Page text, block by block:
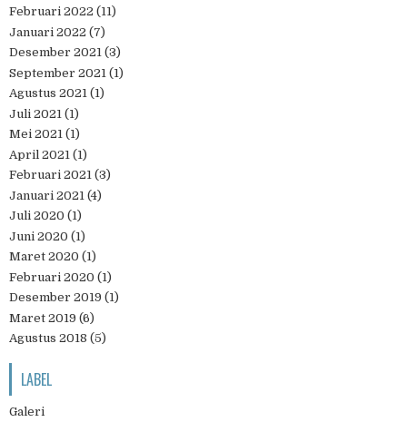
Februari 2022 (11)
Januari 2022 (7)
Desember 2021 (3)
September 2021 (1)
Agustus 2021 (1)
Juli 2021 (1)
Mei 2021 (1)
April 2021 (1)
Februari 2021 (3)
Januari 2021 (4)
Juli 2020 (1)
Juni 2020 (1)
Maret 2020 (1)
Februari 2020 (1)
Desember 2019 (1)
Maret 2019 (6)
Agustus 2018 (5)
LABEL
Galeri